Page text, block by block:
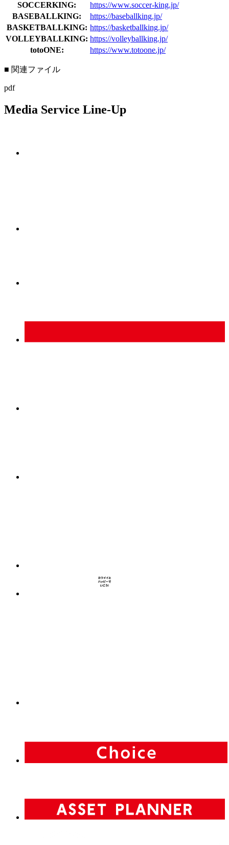
SOCCERKING:
https://www.soccer-king.jp/
BASEBALLKING:
https://baseballking.jp/
BASKETBALLKING: https://basketballking.jp/
VOLLEYBALLKING: https://volleyballking.jp/
totoONE:
https://www.totoone.jp/
■ 関連ファイル
pdf
Media Service Line-Up